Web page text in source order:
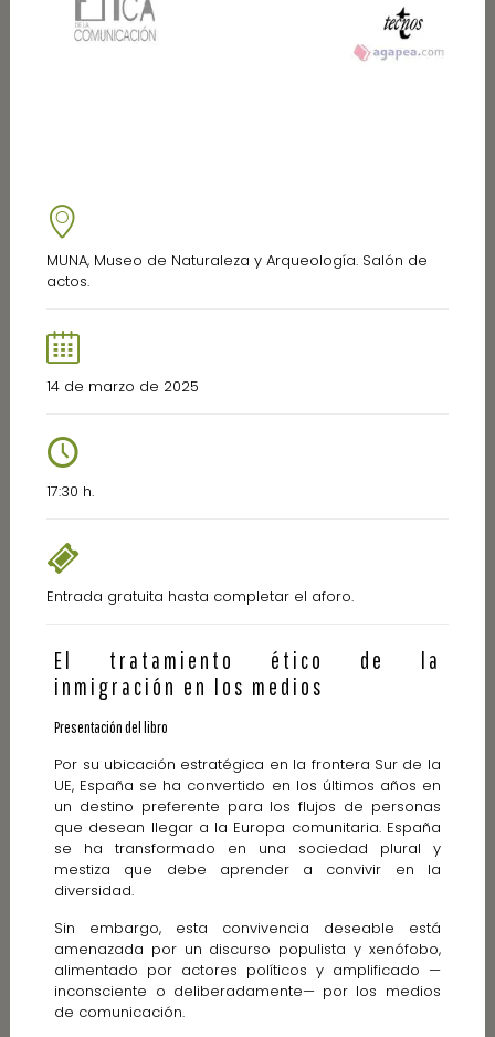
MUNA, Museo de Naturaleza y Arqueología. Salón de
actos.
14 de marzo de 2025
17:30 h.
Entrada gratuita hasta completar el aforo.
El tratamiento ético de la
inmigración en los medios
Presentación del libro
Por su ubicación estratégica en la frontera Sur de la
UE, España se ha convertido en los últimos años en
un destino preferente para los flujos de personas
que desean llegar a la Europa comunitaria. España
se ha transformado en una sociedad plural y
mestiza que debe aprender a convivir en la
diversidad.
Sin embargo, esta convivencia deseable está
amenazada por un discurso populista y xenófobo,
alimentado por actores políticos y amplificado —
inconsciente o deliberadamente— por los medios
de comunicación.